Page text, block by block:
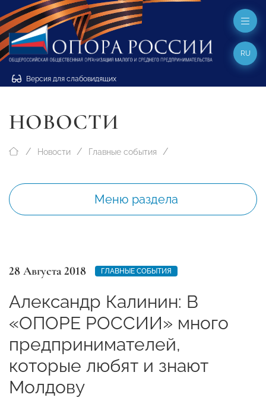
Версия для слабовидящих
RU
НОВОСТИ
Новости Главные события
Меню раздела
28 Августа 2018 ГЛАВНЫЕ СОБЫТИЯ
Александр Калинин: В
«ОПОРЕ РОССИИ» много
предпринимателей,
которые любят и знают
Молдову